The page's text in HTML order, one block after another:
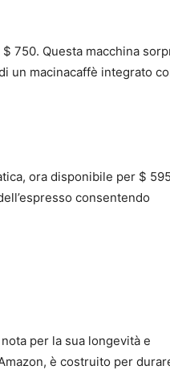
750. Questa macchina
un macinacaffè integrato
ora disponibile per $
consentendo
per la sua longevità e
è costruito per